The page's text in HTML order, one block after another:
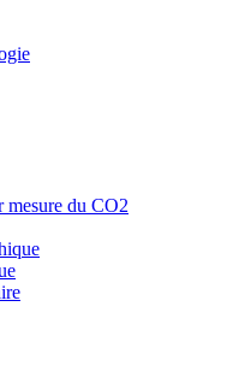
mesure du CO2